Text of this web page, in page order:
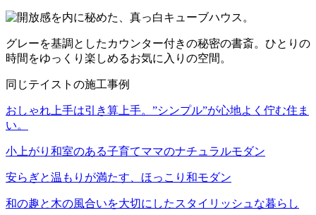
グレーを基調としたカウンター付きの秘密の書斎。ひとりの
時間をゆっくり楽しめるお気に入りの空間。
同じテイストの施工事例
おしゃれ上手は引き算上手。”シンプル”が心地よく佇む住ま
い。
小上がり和室のある子育てママのナチュラルモダン
安らぎと温もりが満たす、ほっこり和モダン
和の趣と木の風合いを大切にしたスタイリッシュな暮らし